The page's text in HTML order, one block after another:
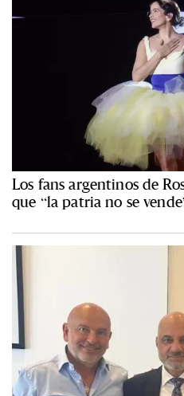
Los fans argentinos de
que “la patria no se